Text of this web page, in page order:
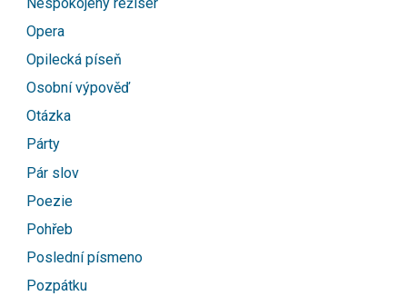
Opera
Opilecká píseň
Osobní výpověď
Otázka
Párty
Pár slov
Poezie
Pohřeb
Poslední písmeno
Pozpátku